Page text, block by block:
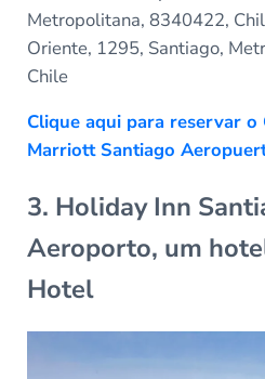
Metropolitana, 8340422,
Oriente, 1295, Santiago,
Chile
Clique aqui para reservar o
Marriott Santiago
3. Holiday Inn
Aeroporto, um
Hotel